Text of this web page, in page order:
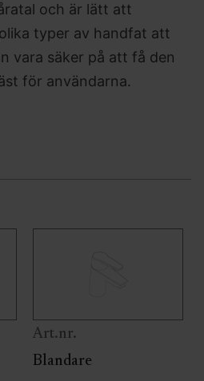
och är lätt att
typer av handfat att
vara säker på att få den
för användarna.
Art.nr.
Blandare